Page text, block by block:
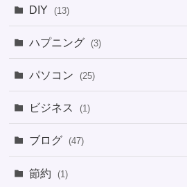
DIY (13)
ハプニング (3)
パソコン (25)
(8)
(1)
ビジネス (1)
ブログ (47)
節約 (1)